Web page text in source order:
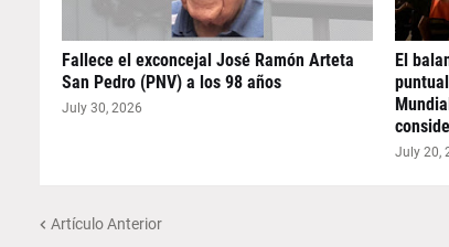
Fallece el exconcejal José Ramón Arteta
San Pedro (PNV) a los 98 años
July 30, 2026
El
July 20,
Artículo Anterior